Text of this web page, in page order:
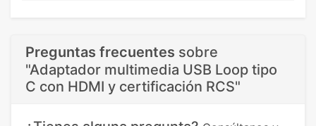
Preguntas frecuentes sobre
"Adaptador multimedia USB Loop tipo
C con HDMI y certificación RCS"